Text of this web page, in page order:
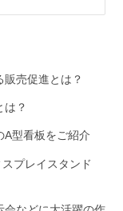
販売促進とは？
は？
A型看板をご紹介
プレイスタンド